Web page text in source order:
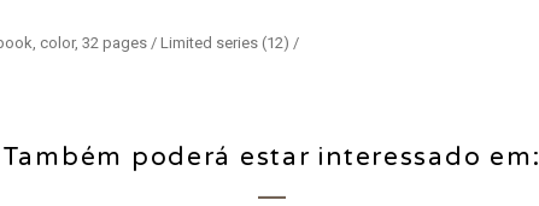
color, 32 pages / Limited series (12) /
Também poderá estar interessado em: